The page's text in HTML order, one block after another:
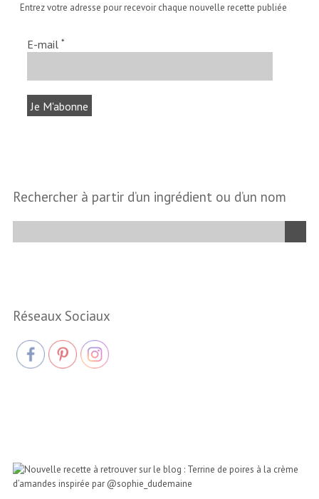
Entrez votre adresse pour recevoir chaque nouvelle recette publiée
E-mail *
Rechercher à partir d’un ingrédient ou d’un nom
Réseaux Sociaux